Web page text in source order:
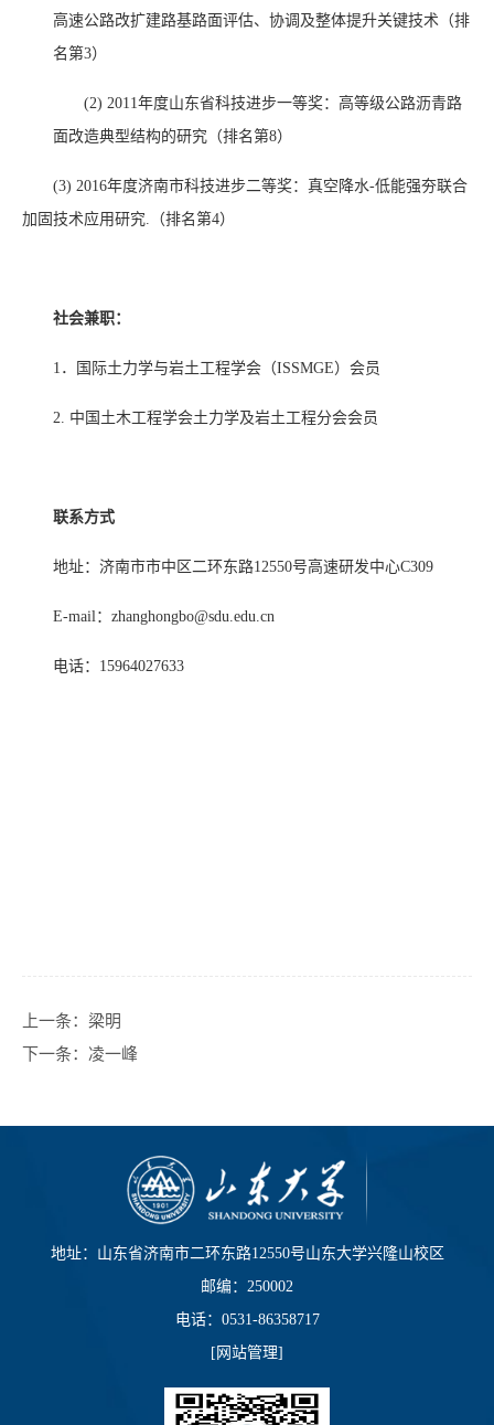
高速公路改扩建路基路面评估、协调及整体提升关键技术（排
名第3）
(2) 2011 年度山东省科技进步一等奖：高等级公路沥青路
面改造典型结构的研究（排名第8）
(3) 2016年度济南市科技进步二等奖：真空降水-低能强夯联合
加固技术应用研究
（排名第4）
社会兼职：
1 ．国际土力学与岩土工程学会（ISSMGE）会员
2. 中国土木工程学会土力学及岩土工程分会会员
联系方式
地址：济南市市中区二环东路12550号高速研发中心C309
E-mail ： zhanghongbo@sdu.edu.cn
电话： 15964027633
上一条： 梁明
下一条： 凌一峰
地址：山东省济南市二环东路12550号山东大学兴隆山校区
邮编：250002
电话：0531-86358717
[ 网站管理]